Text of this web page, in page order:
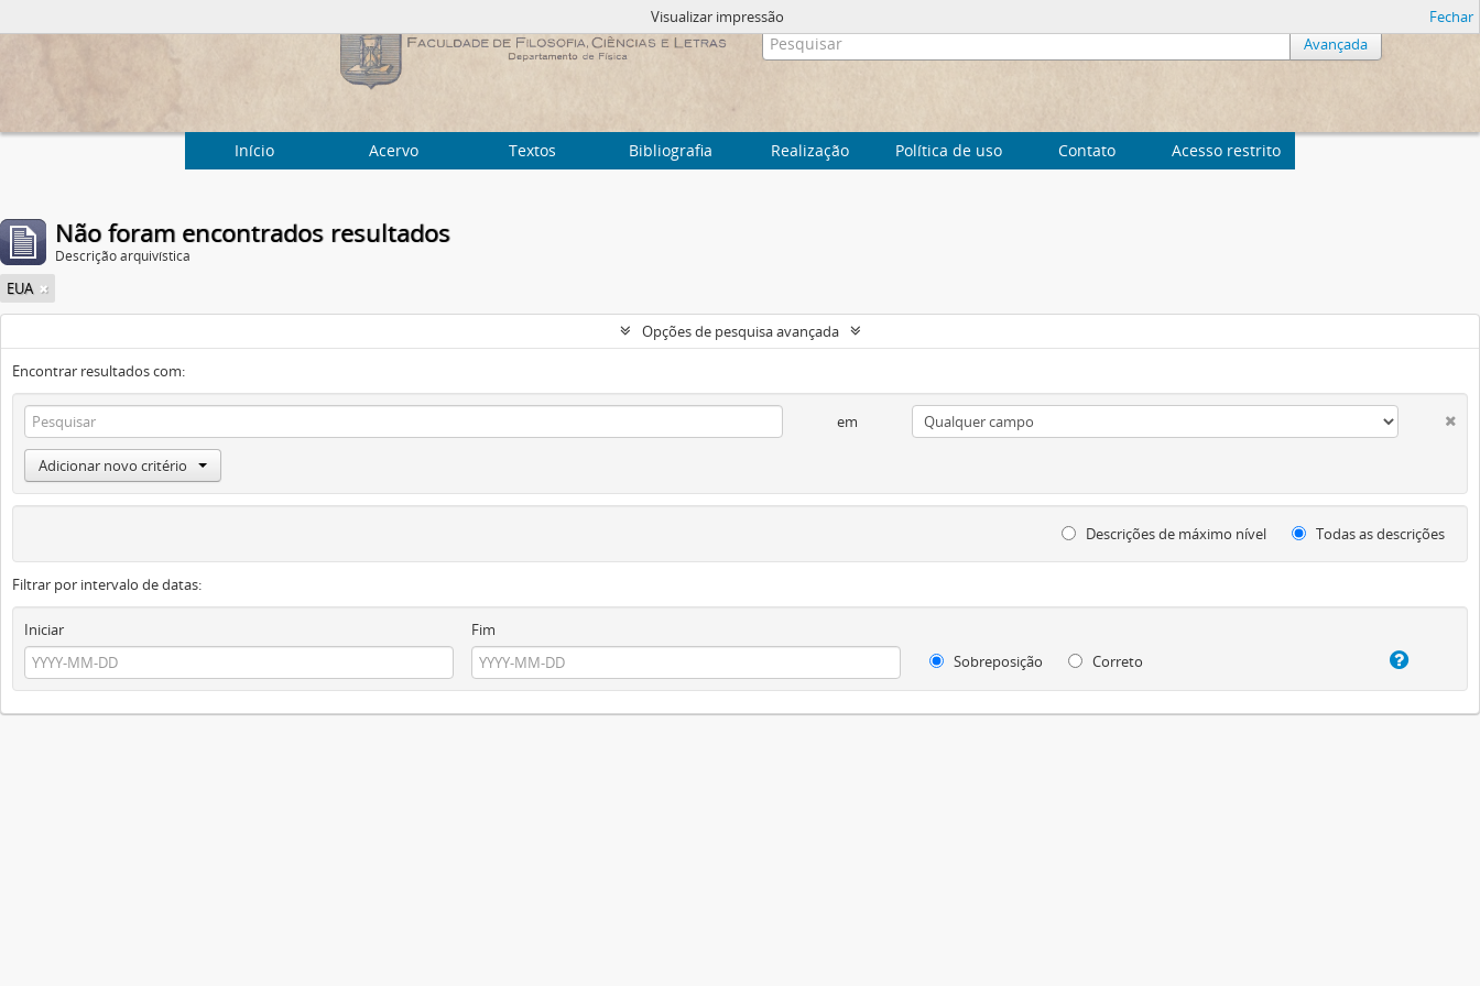
Avançada
Início Acervo Textos Bibliografia Realização Política de uso Contato Acesso restrito
Visualizar impressão Fechar
Não foram encontrados resultados
Descrição arquivística
EUA
Opções de pesquisa avançada
Encontrar resultados com:
em
Adicionar novo critério
Descrições de máximo nível Todas as descrições
Filtrar por intervalo de datas:
Iniciar
Fim
Sobreposição
Correto